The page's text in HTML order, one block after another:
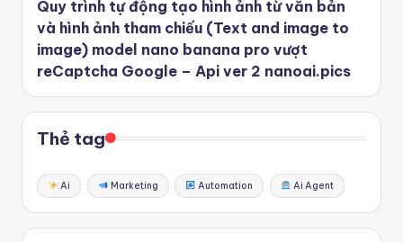
Quy trình tự động tạo hình ảnh từ văn bản
và hình ảnh tham chiếu (Text and image to
image) model nano banana pro vượt
reCaptcha Google – Api ver 2 nanoai.pics
Thẻ tag
Ai Marketing Automation Ai Agent